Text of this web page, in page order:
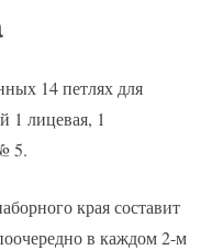
14 петлях для
1 лицевая, 1
5.
края составит
в каждом 2-м